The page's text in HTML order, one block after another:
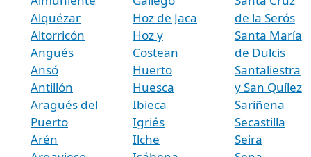
Alquézar
Altorricón
Angüés
Ansó
Antillón
Aragüés del
Puerto
Arén
Hoz de Jaca
Hoz y
Costean
Huerto
Huesca
Ibieca
Igriés
Ilche
de la Serós
Santa María
de Dulcis
Santaliestra
y San Quílez
Sariñena
Secastilla
Seira